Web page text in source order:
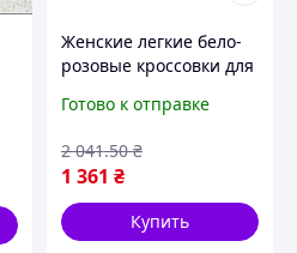
Женские легкие бело-
розовые кроссовки для
повседневной носки
Готово к отправке
1 361 ₴
2 041.50 ₴
Купить